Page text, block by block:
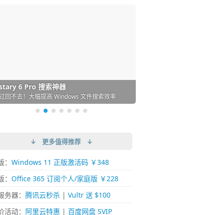
必备的下载神器
的 Windows 平台下载工具
6 Pro 搜索神器
回不去！大幅提高 Windows 文件搜索效率
桌面图标自动整理/美化神器
必备！图标再多桌面也不再凌乱！
Desktop 虚拟机
上流畅运行 Windows (支持 M 芯片)
下载网络视频的神器 (Mac)
下视频，超简单好用！谁用谁知道
- 极简好用的 Markdown 编辑器
写作体验！跨平台支持 Win / Mac
↓ 更多值得推荐 ↓
Windows 11 正版激活码 ￥348
Office 365 订阅个人/家庭版 ￥228
务器： 腾讯云秒杀| Vultr 送 $100
活动： 阿里云特惠 | 百度网盘 SVIP